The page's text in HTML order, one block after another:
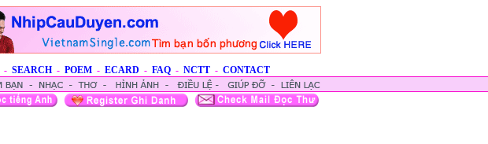
- SEARCH - POEM - ECARD - FAQ - NCTT - CONTACT